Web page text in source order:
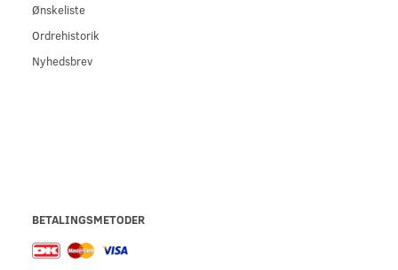
Ønskeliste
Ordrehistorik
Nyhedsbrev
BETALINGSMETODER